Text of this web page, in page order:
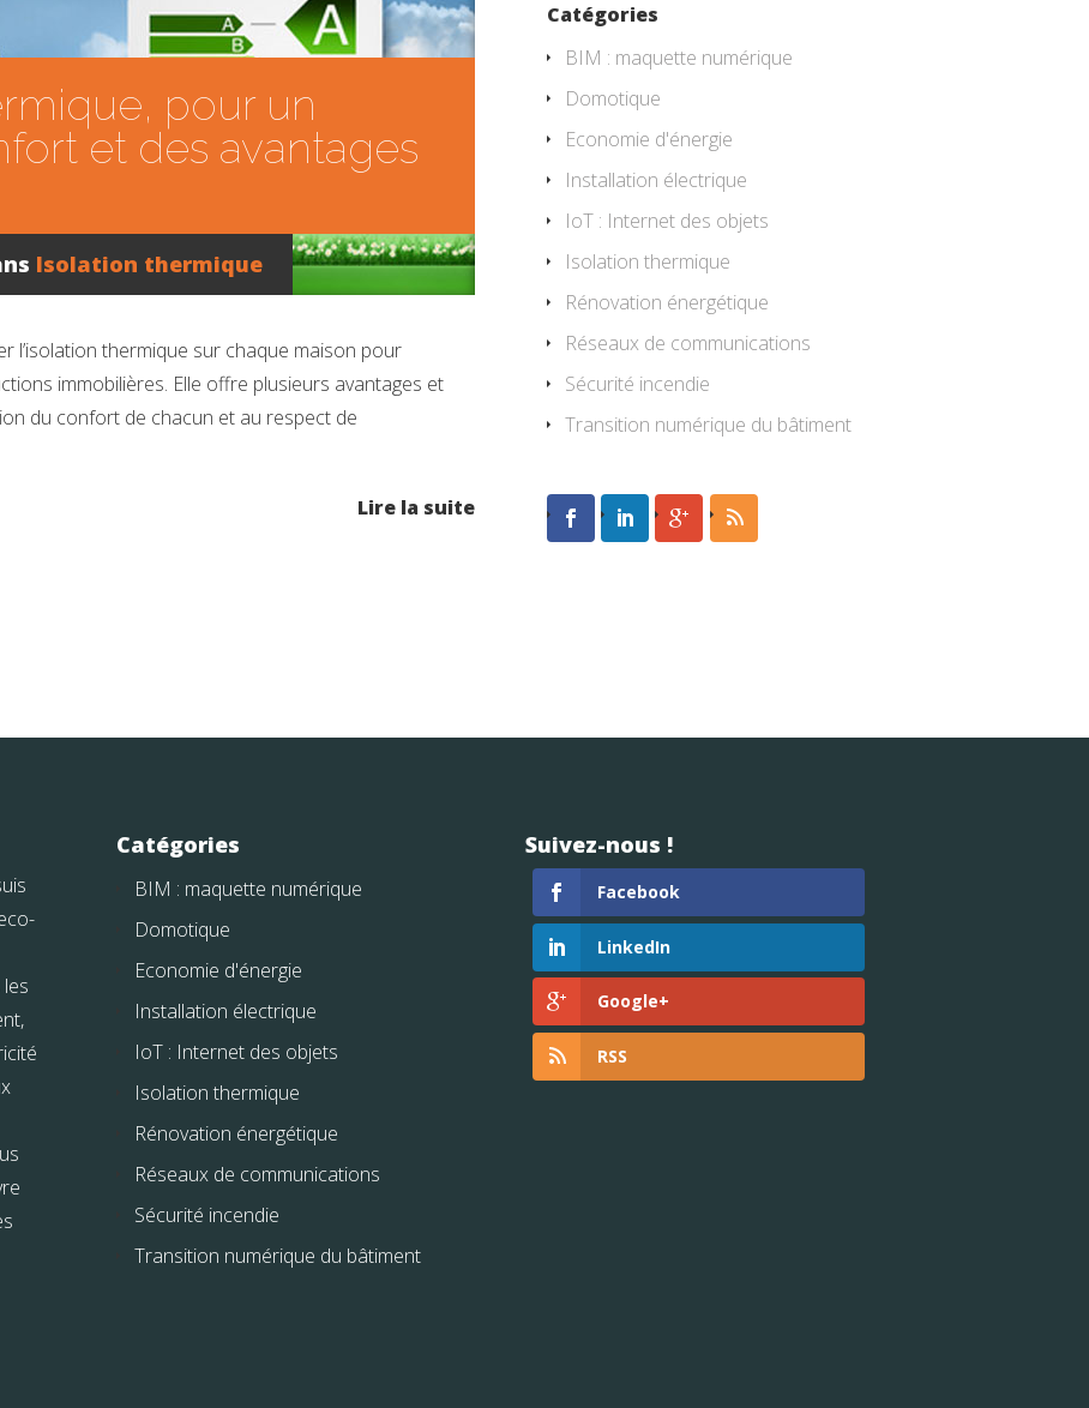
pour un
et des avantages
Isolation thermique
l’isolation thermique sur chaque maison pour
immobilières. Elle offre plusieurs avantages et
du confort de chacun et au respect de
Lire la suite
Catégories
BIM : maquette numérique
Domotique
Economie d'énergie
Installation électrique
IoT : Internet des objets
Isolation thermique
Rénovation énergétique
Réseaux de communications
Sécurité incendie
Transition numérique du bâtiment
Catégories
BIM : maquette numérique
Domotique
Economie d'énergie
Installation électrique
IoT : Internet des objets
Isolation thermique
Rénovation énergétique
Réseaux de communications
Sécurité incendie
Transition numérique du bâtiment
Suivez-nous !
Facebook
LinkedIn
Google+
RSS